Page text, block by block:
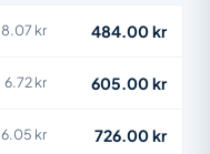
8.07 kr 484.00 kr
6.72 kr 605.00 kr
6.05 kr 726.00 kr